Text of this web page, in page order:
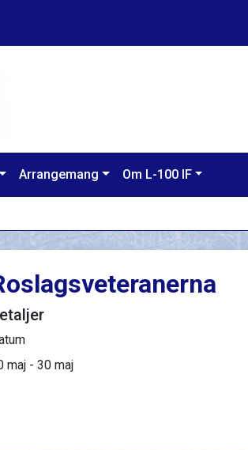
Arrangemang Om L-100 IF
maj - 30 maj